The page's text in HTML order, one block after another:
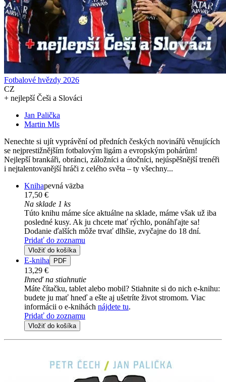
Fotbalové hvězdy 2026
CZ
+ nejlepší Češi a Slováci
Jan Palička
Martin Mls
Nenechte si ujít vyprávění od předních českých novinářů věnujících
se nejprestižnějším fotbalovým ligám a evropským pohárům!
Nejlepší brankáři, obránci, záložníci a útočníci, nejúspěšnější trenéři
i nejtalentovanější hráči z celého světa – ty všechny...
Knihapevná väzba
17,50 €
Na sklade 1 ks
Túto knihu máme síce aktuálne na sklade, máme však už iba
posledné kusy. Ak ju chcete mať rýchlo, ponáhľajte sa!
Dodanie ďalších môže trvať dlhšie, zvyčajne do 18 dní.
Pridať do zoznamu
Vložiť do košíka
E-kniha PDF
13,29 €
Ihneď na stiahnutie
Máte čítačku, tablet alebo mobil? Stiahnite si do nich e-knihu:
budete ju mať hneď a ešte aj ušetríte život stromom. Viac
informácii o e-knihách nájdete tu.
Pridať do zoznamu
Vložiť do košíka